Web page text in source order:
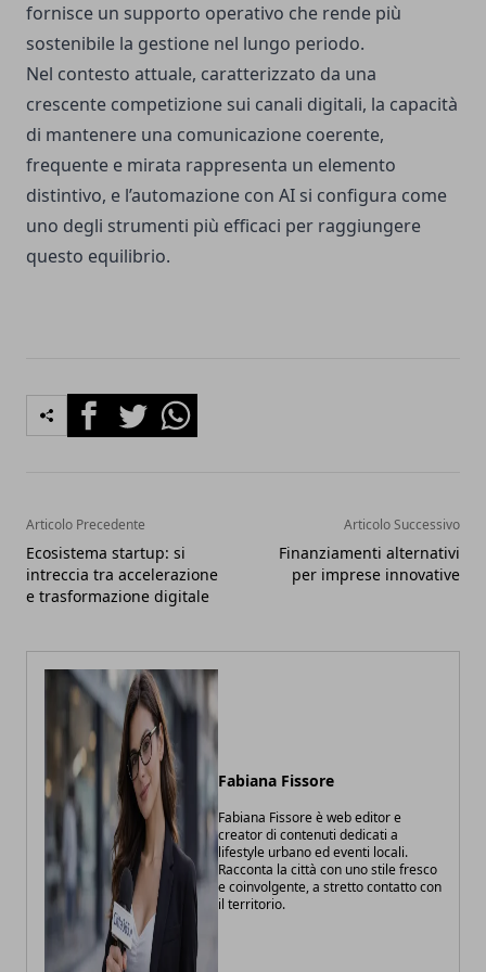
fornisce un supporto operativo che rende più
sostenibile la gestione nel lungo periodo.
Nel contesto attuale, caratterizzato da una
crescente competizione sui canali digitali, la capacità
di mantenere una comunicazione coerente,
frequente e mirata rappresenta un elemento
distintivo, e l’automazione con AI si configura come
uno degli strumenti più efficaci per raggiungere
questo equilibrio.
FacebookTwitterWhatsapp
Articolo Precedente
Ecosistema startup: si
intreccia tra accelerazione
e trasformazione digitale
Articolo Successivo
Finanziamenti alternativi
per imprese innovative
Fabiana Fissore
Fabiana Fissore è web editor e
creator di contenuti dedicati a
lifestyle urbano ed eventi locali.
Racconta la città con uno stile fresco
e coinvolgente, a stretto contatto con
il territorio.